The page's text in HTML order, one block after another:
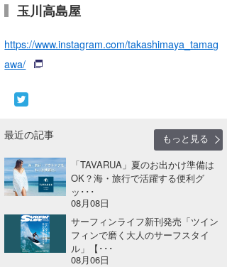
玉川高島屋
https://www.instagram.com/takashimaya_tamag
awa/
最近の記事
もっと見る
「TAVARUA」夏のお出かけ準備は
OK？海・旅行で活躍する便利グ
ッ･･･
08月08日
サーフィンライフ新刊発売「ツイン
フィンで磨く大人のサーフスタイ
ル」【･･･
08月06日